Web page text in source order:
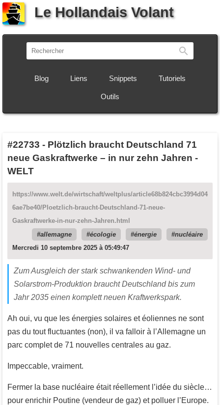
Le Hollandais Volant
Blog Liens Snippets Tutoriels
Outils
#22733 - Plötzlich braucht Deutschland 71
neue Gaskraftwerke – in nur zehn Jahren -
WELT
https://www.welt.de/wirtschaft/weltplus/article68b824cbc3994d04
6ae7be40/Ploetzlich-braucht-Deutschland-71-neue-
Gaskraftwerke-in-nur-zehn-Jahren.html
allemagne
écologie énergie
nucléaire
Mercredi 10 septembre 2025 à 05:49:47
Zum Ausgleich der stark schwankenden Wind- und
Solarstrom-Produktion braucht Deutschland bis zum
Jahr 2035 einen komplett neuen Kraftwerkspark.
Ah oui, vu que les énergies solaires et éoliennes ne sont
pas du tout fluctuantes (non), il va falloir à l’Allemagne un
parc complet de 71 nouvelles centrales au gaz.
Impeccable, vraiment.
Fermer la base nucléaire était réellement l’idée du siècle…
pour enrichir Poutine (vendeur de gaz) et polluer l’Europe.